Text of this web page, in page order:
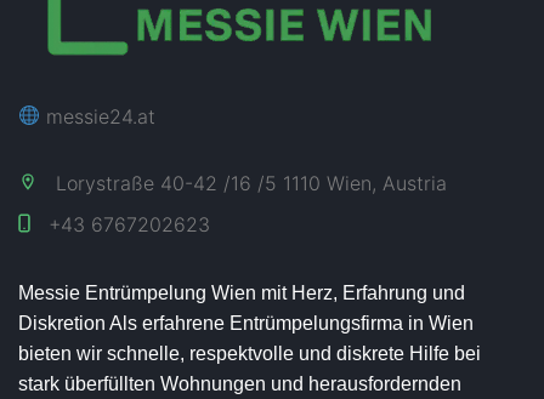
messie24.at
Lorystraße 40-42 /16 /5 1110 Wien, Austria
+43 6767202623
Messie Entrümpelung Wien mit Herz, Erfahrung und
Diskretion Als erfahrene Entrümpelungsfirma in Wien
bieten wir schnelle, respektvolle und diskrete Hilfe bei
stark überfüllten Wohnungen und herausfordernden